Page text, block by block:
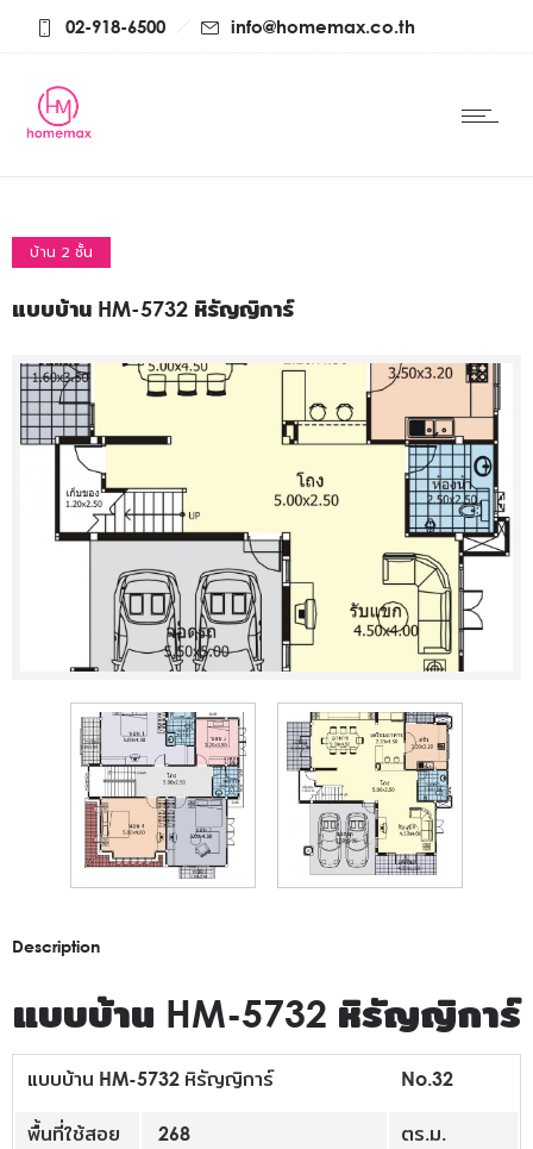
02-918-6500 info@homemax.co.th
บ้าน 2 ชั้น
แบบบ้าน HM-5732 หิรัญญิการ์
Description
แบบบ้าน HM-5732 หิรัญญิการ์
แบบบ้าน HM-5732 หิรัญญิการ์ No.32
พื้นที่ใช้สอย 268 ตร.ม.